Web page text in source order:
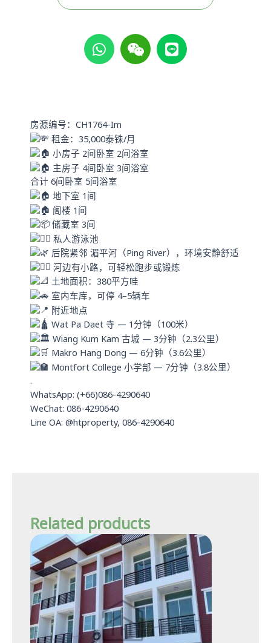
W
h
a
p
p
W
e
i
L
i
n
房源编号：CH1764-Im
租金：35,000泰铢/月
小房子 2间卧室 2间浴室
主房子 4间卧室 3间浴室
合计 6间卧室 5间浴室
地下室 1间
阁楼 1间
储藏室 3间
私人游泳池
后院紧邻 湄平河（Ping River），环境安静舒适
河边有小路，可轻松跑步或锻炼
土地面积：380平方哇
室内车库，可停 4–5辆车
附近地点
Wat Pa Daet 寺 — 1分钟（100米）
Wiang Kum Kam 古城 — 3分钟（2.3公里）
Makro Hang Dong — 6分钟（3.6公里）
Montfort College 小学部 — 7分钟（3.8公里）
.
WhatsApp: (+66)086-4290640
WeChat: 086-4290640
Line OA: @htproperty, 086-4290640
Related products